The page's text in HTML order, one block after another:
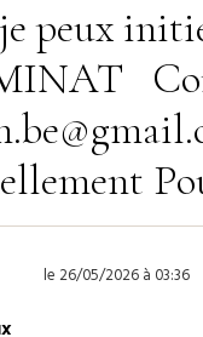
peux
le 26/05/2026 à 03:36